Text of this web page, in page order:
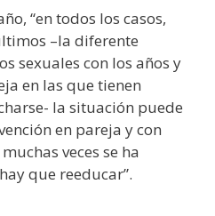
“en todos los casos,
–la diferente
sexuales con los años y
en las que tienen
la situación puede
en pareja y con
veces se ha
que reeducar”.